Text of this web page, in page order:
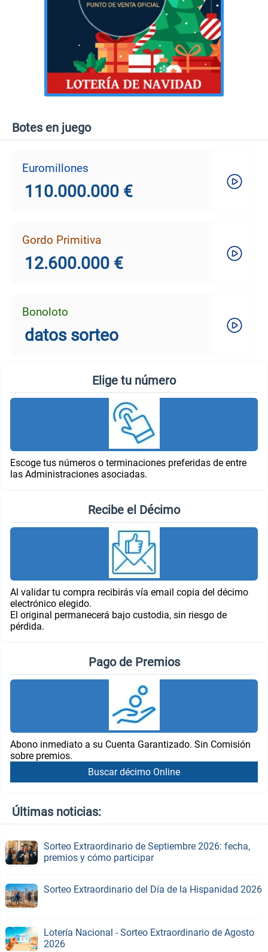
Botes en juego
Euromillones
110.000.000 €
Gordo Primitiva
12.600.000 €
Bonoloto
datos sorteo
Elige tu número
Escoge tus números o terminaciones preferidas de entre
las Administraciones asociadas.
Recibe el Décimo
Al validar tu compra recibirás vía email copia del décimo
electrónico elegido.
El original permanecerá bajo custodia, sin riesgo de
pérdida.
Pago de Premios
Abono inmediato a su Cuenta Garantizado. Sin Comisión
sobre premios.
Buscar décimo Online
Últimas noticias:
Sorteo Extraordinario de Septiembre 2026: fecha,
premios y cómo participar
Sorteo Extraordinario del Día de la Hispanidad 2026
Lotería Nacional - Sorteo Extraordinario de Agosto
2026